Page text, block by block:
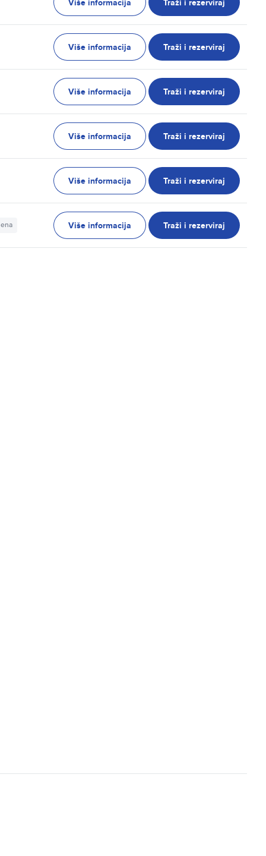
Više informacija Traži i rezerviraj
Više informacija Traži i rezerviraj
Više informacija Traži i rezerviraj
Više informacija Traži i rezerviraj
Više informacija Traži i rezerviraj
Više informacija Traži i rezerviraj